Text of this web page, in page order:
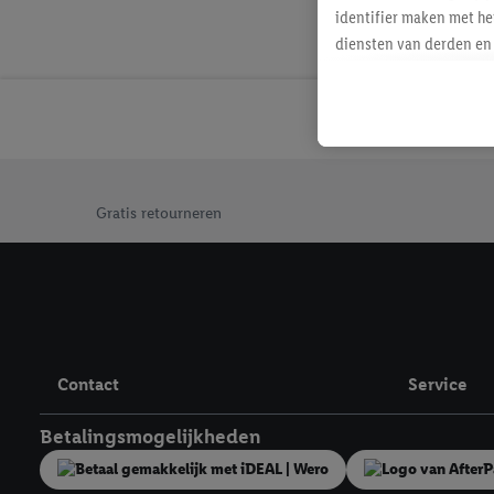
Gratis retourneren
Contact Service
Betalingsmogelijkheden
identifier maken met
diensten van derden
Als je hiervoor
eerder interesse hebt
mailadres en met
Onder "Aanpassen"
Door te klikken op
Door op "Akkoord" te
inclusief over de
over de cookies die